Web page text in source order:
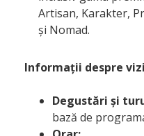
Artisan, Karakter,
și Nomad.
Informații despre
Degustări și
bază de